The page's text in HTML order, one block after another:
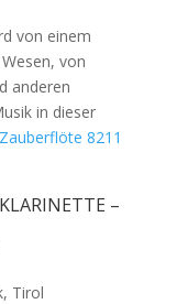
von einem
von
anderen
in dieser
8211
–
Tirol